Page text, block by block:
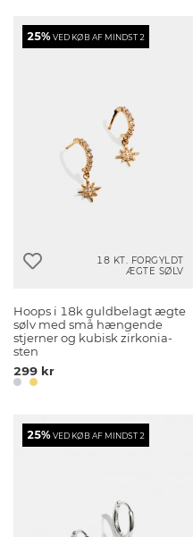
25%VED KØB AF MINDST 2
18 KT. FORGYLDT
ÆGTE SØLV
Hoops i 18k guldbelagt ægte
sølv med små hængende
stjerner og kubisk zirkonia-
sten
299 kr
25%VED KØB AF MINDST 2